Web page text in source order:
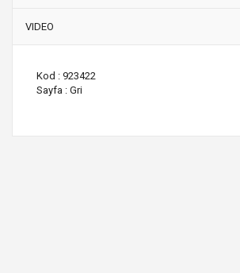
VIDEO
Kod : 923422
Sayfa : Gri